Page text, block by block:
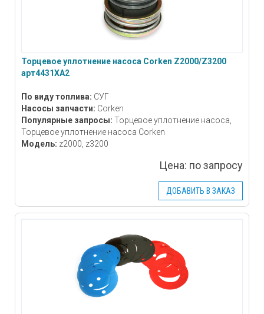
Торцевое уплотнение насоса Corken Z2000/Z3200
арт4431ХА2
По виду топлива: СУГ
Насосы запчасти: Corken
Популярные запросы: Торцевое уплотнение насоса,
Торцевое уплотнение насоса Corken
Модель: z2000, z3200
Цена: по запросу
ДОБАВИТЬ В ЗАКАЗ